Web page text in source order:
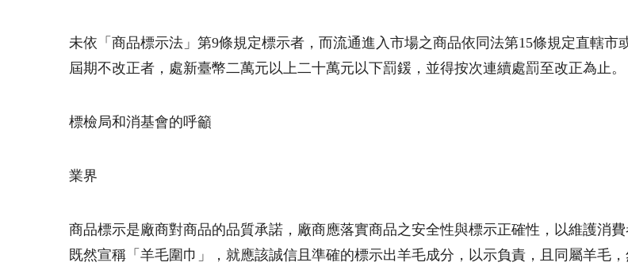
未依「商品標示法」第9條規定標示者，而流通進入市場之商品依同法第15條規定直轄市
屆期不改正者，處新臺幣二萬元以上二十萬元以下罰鍰，並得按次連續處罰至改正為止。
標檢局和消基會的呼籲
業界
商品標示是廠商對商品的品質承諾，廠商應落實商品之安全性與標示正確性，以維護消費
既然宣稱「羊毛圍巾」，就應該誠信且準確的標示出羊毛成分，以示負責，且同屬羊毛